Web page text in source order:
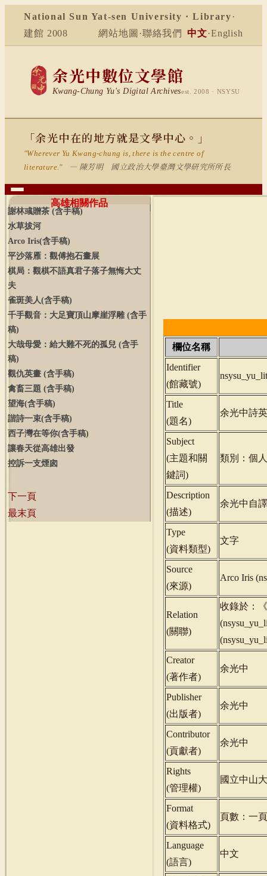
National Sun Yat-sen University · Library ·
建館 2008
網站地圖 ·聯絡我們 中文·English
余光中數位文學館
Kwang-Chung Yu's Digital Archivesest. 2008 · NSYSU
「余光中在的地方就是文學中心。」
"Wherever Yu Kwang-chung is, there is the centre of
literature."
— 陳芳明 國立政治大學臺灣文學研究所所長
高雄相關作品
謝林彧贈茶 (含手稿)
水草拔河
Arco Iris(含手稿)
平沙落雁：觀傅抱石畫展
棋局：觀棋不語真君子落子無悔大丈
夫
雀斑美人(含手稿)
千手觀音：大足寶頂山摩崖浮雕 (含手
稿)
大哉母愛：給大難不死的孤兒 (含手
稿)
觀仇英畫 (含手稿)
禽畜三題 (含手稿)
望海(含手稿)
諧詩一束(含手稿)
西子灣在等你(含手稿)
讓春天從高雄出發
控訴一支煙囪
下一頁
最末頁
欄位名稱
Identifier
(館藏號)
Title
(題名)
余光中詩
Subject
(主題和關
鍵詞)
類別：個
Description
(描述)
余光中自
Type
(資料類型)
文字
Source
(來源)
Arco Iris
Relation
(關聯)
收錄於：
Creator
(著作者)
余光中
Publisher
(出版者)
余光中
Contributor
(貢獻者)
余光中
Rights
(管理權)
國立中山
Format
(資料格式)
頁數：一頁
Language
(語言)
中文